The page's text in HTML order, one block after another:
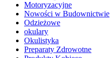
Motoryzacyjne
Nowości w Budownictwie
Odzieżowe
okulary
Okulistyka
Preparaty Zdrowotne